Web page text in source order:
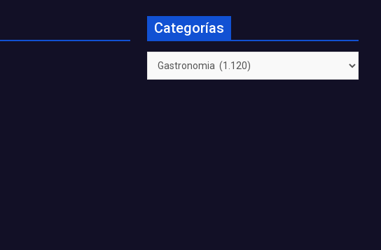
Categorías
Categorías